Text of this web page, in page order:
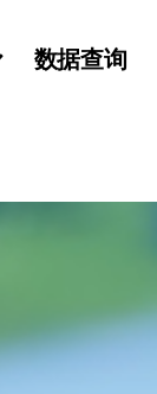
数据查询